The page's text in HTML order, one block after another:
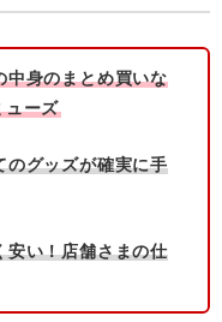
中身のまとめ買いな
ューズ
のグッズが確実に手
安い！店舗さまの仕